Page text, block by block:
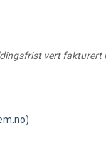
vert fakturert